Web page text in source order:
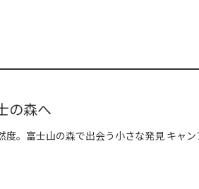
の森へ
度。富士山の森で出会う小さな発見 キャ